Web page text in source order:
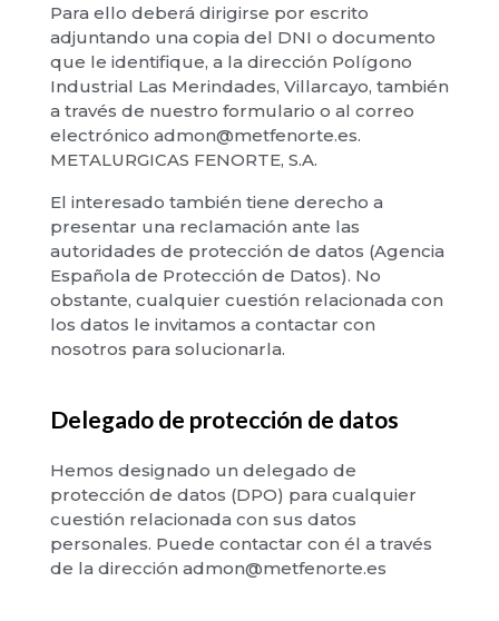
Para ello deberá dirigirse por escrito
adjuntando una copia del DNI o documento
que le identifique, a la dirección Polígono
Industrial Las Merindades, Villarcayo, también
a través de nuestro formulario o al correo
electrónico admon@metfenorte.es.
METALURGICAS FENORTE, S.A.
El interesado también tiene derecho a
presentar una reclamación ante las
autoridades de protección de datos (Agencia
Española de Protección de Datos). No
obstante, cualquier cuestión relacionada con
los datos le invitamos a contactar con
nosotros para solucionarla.
Delegado de protección de datos
Hemos designado un delegado de
protección de datos (DPO) para cualquier
cuestión relacionada con sus datos
personales. Puede contactar con él a través
de la dirección admon@metfenorte.es